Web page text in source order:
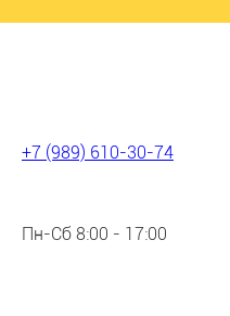
+7 (989) 610-30-74
Пн-Сб 8:00 - 17:00